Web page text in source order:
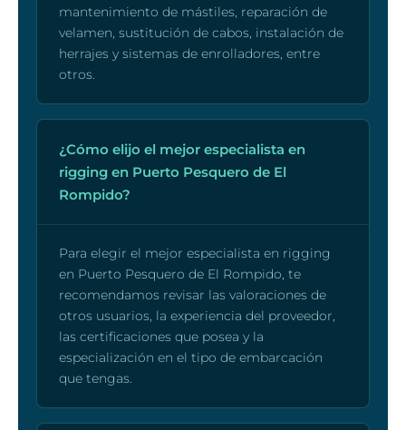
mantenimiento de mástiles, reparación de
velamen, sustitución de cabos, instalación de
herrajes y sistemas de enrolladores, entre
otros.
¿Cómo elijo el mejor especialista en
rigging en Puerto Pesquero de El
Rompido?
Para elegir el mejor especialista en rigging
en Puerto Pesquero de El Rompido, te
recomendamos revisar las valoraciones de
otros usuarios, la experiencia del proveedor,
las certificaciones que posea y la
especialización en el tipo de embarcación
que tengas.